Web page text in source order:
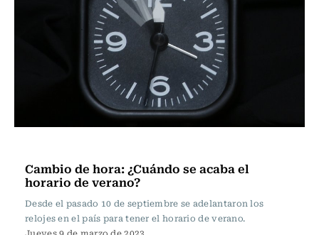
Cambio de hora: ¿Cuándo se acaba el
horario de verano?
Desde el pasado 10 de septiembre se adelantaron los
relojes en el país para tener el horario de verano.